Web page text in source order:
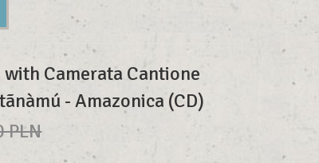
Camerata Cantione
- Amazonica (CD)
PLN